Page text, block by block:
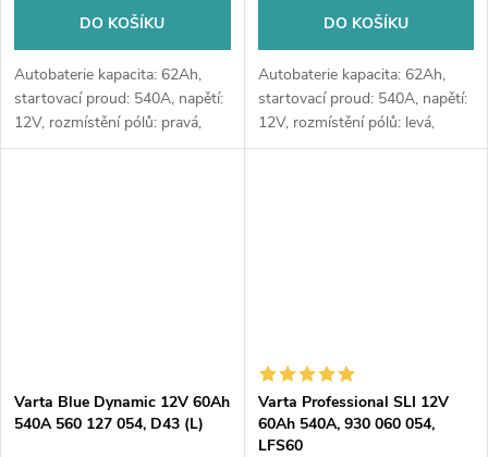
DO KOŠÍKU
Autobaterie kapacita: 62Ah,
startovací proud: 540A, napětí:
12V, rozmístění pólů: pravá,
rozměry: 242 x 175 x 190,
DO KOŠÍKU
Autobaterie kapacita: 62Ah,
startovací proud: 540A, napětí:
12V, rozmístění pólů: levá,
rozměry: 242 x 175 x 190,
Varta Blue Dynamic 12V 60Ah
540A 560 127 054, D43 (L)
Varta Professional SLI 12V
60Ah 540A, 930 060 054,
LFS60